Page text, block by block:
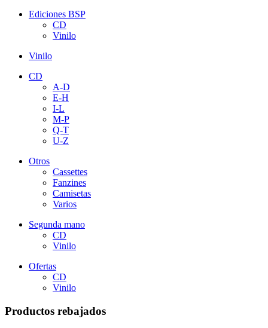
Ediciones BSP
CD
Vinilo
Vinilo
CD
A-D
E-H
I-L
M-P
Q-T
U-Z
Otros
Cassettes
Fanzines
Camisetas
Varios
Segunda mano
CD
Vinilo
Ofertas
CD
Vinilo
Productos rebajados